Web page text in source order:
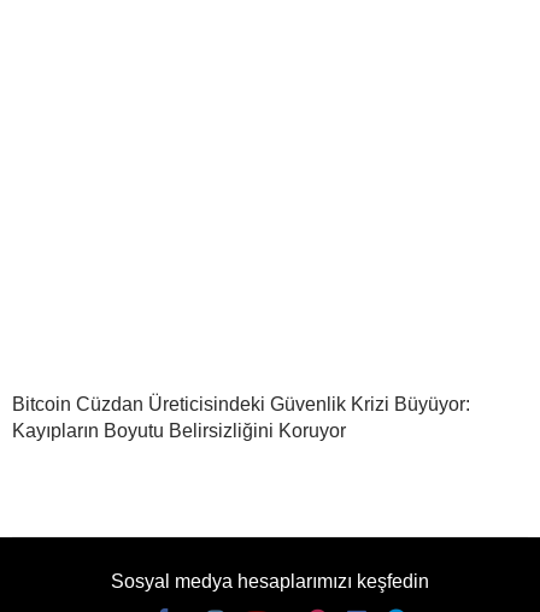
Bitcoin Cüzdan Üreticisindeki Güvenlik Krizi Büyüyor:
Kayıpların Boyutu Belirsizliğini Koruyor
Sosyal medya hesaplarımızı keşfedin